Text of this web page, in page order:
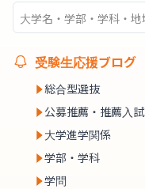
受験生応援ブログ
総合型選抜
公募推薦・推薦入試
大学進学関係
学部・学科
学問